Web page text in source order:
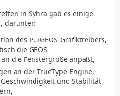
in Syhra gab es einige
darunter:
des PC/GEOS-Grafiktreibers,
die GEOS-
die Fenstergröße anpaßt,
an der TrueType-Engine,
und Stabilität